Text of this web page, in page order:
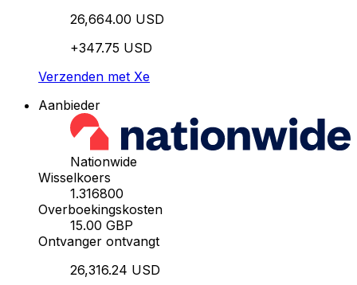
26,664.00 USD
+347.75 USD
Verzenden met Xe
Aanbieder
Nationwide
Wisselkoers
1.316800
Overboekingskosten
15.00 GBP
Ontvanger ontvangt
26,316.24 USD